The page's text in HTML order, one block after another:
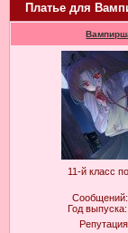
Платье для
11-й класс
Сообщений:
Год